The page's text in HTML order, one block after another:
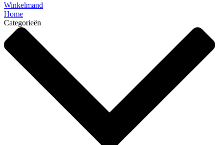
Winkelmand
Home
Categorieën